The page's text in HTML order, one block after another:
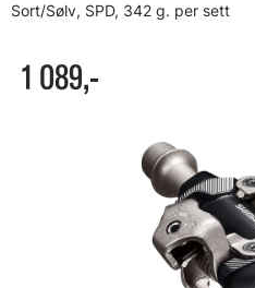
Sort/Sølv, SPD, 342 g. per sett
1 089,-